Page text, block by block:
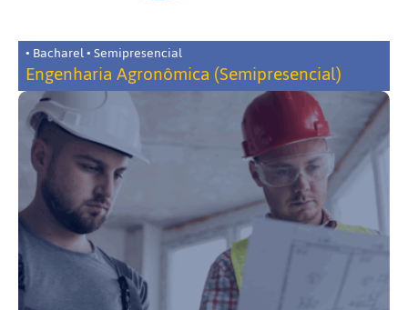
• Bacharel • Semipresencial
Engenharia Agronômica (Semipresencial)